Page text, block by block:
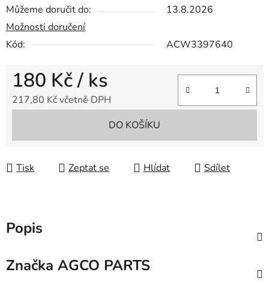
Můžeme doručit do:
13.8.2026
Možnosti doručení
Kód:
ACW3397640
180 Kč/ ks
217,80 Kč včetně DPH
DO KOŠÍKU
Tisk Zeptat se Hlídat Sdílet
Popis
Značka AGCO PARTS